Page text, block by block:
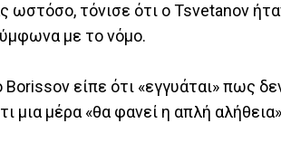
ωστόσο, τόνισε ότι ο Tsvetanov
με το νόμο.
είπε ότι «εγγυάται» πως
μια μέρα «θα φανεί η απλή